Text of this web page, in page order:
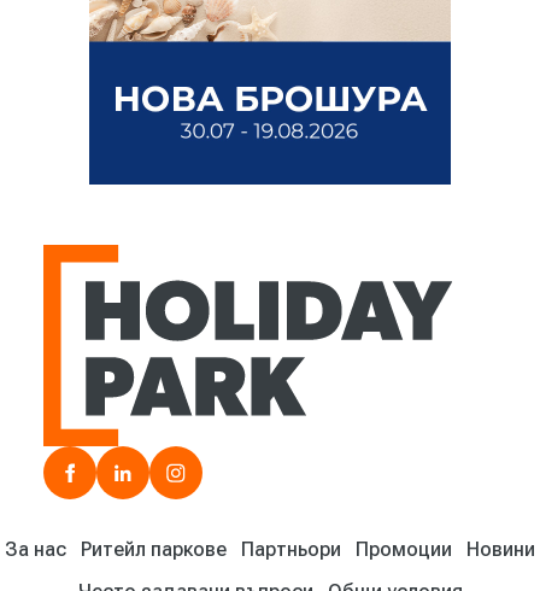
facebooklinkedininstagram
За нас Ритейл паркове Партньори Промоции
Новини